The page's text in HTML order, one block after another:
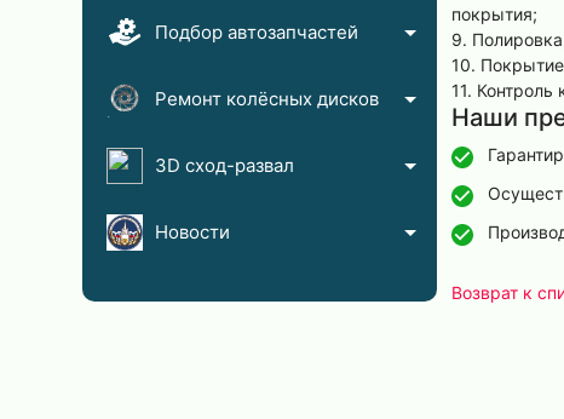
Подбор автозапчастей
Ремонт колёсных дисков
3D сход-развал
Новости
покрытия;
9.
10.
11. Контроль
Наши
Возврат к